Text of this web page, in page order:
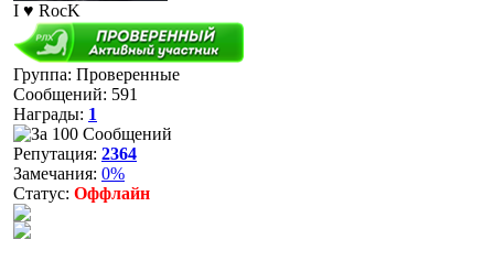
I ♥ RocK
Группа: Проверенные
Сообщений: 591
Награды: 1
Репутация: 2364
Замечания: 0%
Статус: Оффлайн